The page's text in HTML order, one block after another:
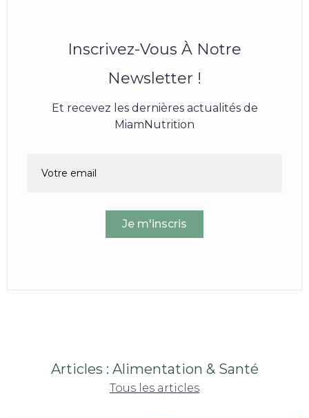
Inscrivez-Vous À Notre
Newsletter !
Et recevez les dernières actualités de
MiamNutrition
Articles : Alimentation & Santé
Tous les articles